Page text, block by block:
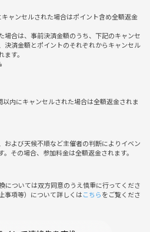
12時30～)(開場12時15分〜)
分
橋ビル)
額を現地でいただきます)
ＯＫです）
ャンセルされた場合はポイント含め全額返金
場合は、事前決済金額のうち、下記のキャンセ
決済金額とポイントのそれぞれからキャンセル
す。
以内にキャンセルされた場合は全額返金されま
および天候不順など主催者の判断によりイベン
。その場合、参加料金は全額返金されます。
については双方同意のうえ慎重に行ってくださ
事項等）について詳しくはこちらをご覧くださ